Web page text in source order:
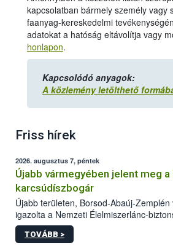
kapcsolatban bármely személy vagy
faanyag-kereskedelmi
adatokat a hatóság eltávolítja vagy
honlapon.
Kapcsolódó anyagok:
A közlemény letölthető
Friss hírek
2026. augusztus 7, péntek
Újabb vármegyében jelent meg
karcsúdíszbogár
Újabb területen, Borsod-Abaúj-
igazolta a Nemzeti Élelmiszerlánc-
kőrisrontó karcsúdíszbogár (Agrilus
kártevőt nem csak színcsapdában
TOVÁBB >